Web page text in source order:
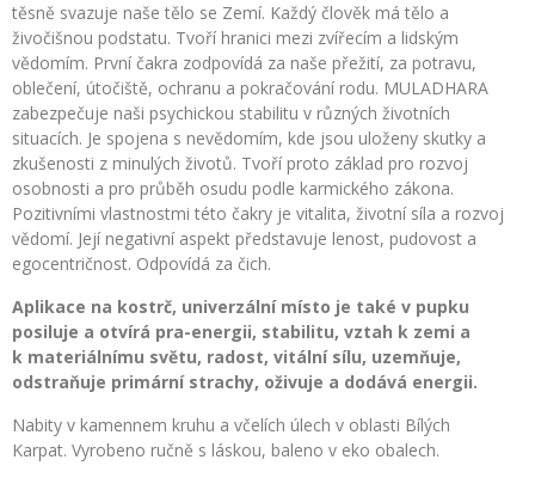
těsně svazuje naše tělo se Zemí. Každý člověk má tělo a
živočišnou podstatu. Tvoří hranici mezi zvířecím a lidským
vědomím. První čakra zodpovídá za naše přežití, za potravu,
oblečení, útočiště, ochranu a pokračování rodu. MULADHARA
zabezpečuje naši psychickou stabilitu v různých životních
situacích. Je spojena s nevědomím, kde jsou uloženy skutky a
zkušenosti z minulých životů. Tvoří proto základ pro rozvoj
osobnosti a pro průběh osudu podle karmického zákona.
Pozitivními vlastnostmi této čakry je vitalita, životní síla a rozvoj
vědomí. Její negativní aspekt představuje lenost, pudovost a
egocentričnost. Odpovídá za čich.
Aplikace na kostrč, univerzální místo je také v pupku
posiluje a otvírá pra-energii, stabilitu, vztah k zemi a
k materiálnímu světu, radost, vitální sílu, uzemňuje,
odstraňuje primární strachy, oživuje a dodává energii.
Nabity v kamennem kruhu a včelích úlech v oblasti Bílých
Karpat. Vyrobeno ručně s láskou, baleno v eko obalech.